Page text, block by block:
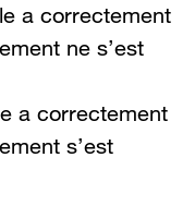
a correctement
ne s’est
a correctement
s’est